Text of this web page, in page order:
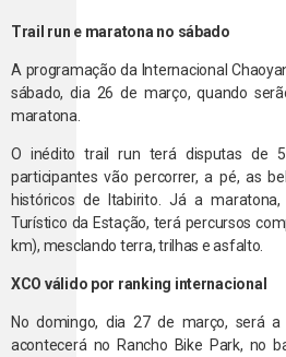
Trail run e maratona no sábado
A programação da Internacional
sábado, dia 26 de março, quando
maratona.
O inédito trail run terá disputas de
participantes vão percorrer, a pé, as
históricos de Itabirito. Já a
Turístico da Estação, terá percursos
km), mesclando terra, trilhas e asfalto.
XCO válido por ranking internacional
No domingo, dia 27 de março, será
acontecerá no Rancho Bike Park, no